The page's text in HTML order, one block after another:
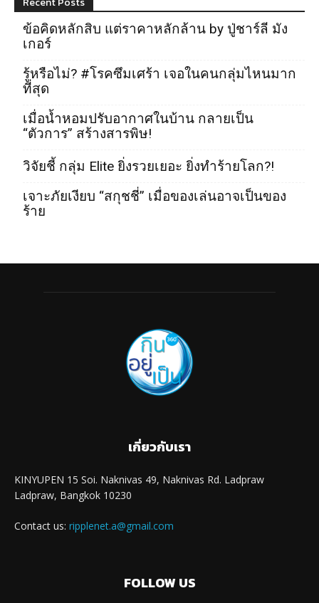
ข้อคิดหลักสิบ แต่ราคาหลักล้าน by ปู่ชาร์ลี มัง
เกอร์
รู้หรือไม่? #โรคซึมเศร้า เจอในคนกลุ่มไหนมาก
ที่สุด
เมื่อน้ำหอมปรับอากาศในบ้าน กลายเป็น
“ตัวการ” สร้างสารพิษ!
วิจัยชี้ กลุ่ม Elite ยิ่งรวยเยอะ ยิ่งทำร้ายโลก?!
เจาะภัยเงียบ “สกุชชี่” เมื่อของเล่นอาจเป็นของ
ร้าย
เกี่ยวกับเรา
KINYUPEN 15 Soi. Naknivas 49, Naknivas Rd. Ladpraw
Ladpraw, Bangkok 10230
Contact us: ripplenet.a@gmail.com
FOLLOW US